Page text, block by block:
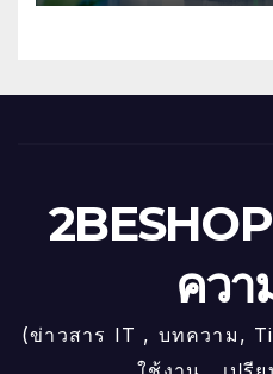
ควา
(ข่าวสาร IT , บทความ,